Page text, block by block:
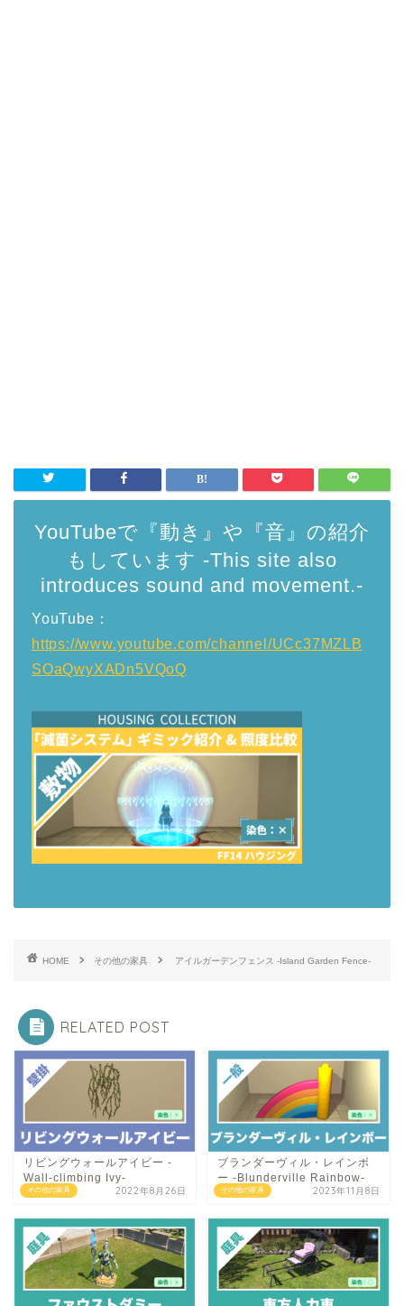
YouTubeで『動き』や『音』の紹介
もしています -This site also
introduces sound and movement.-
YouTube：
https://www.youtube.com/channel/UCc37MZLB
SOaQwyXADn5VQoQ
HOME その他の家具 アイルガーデンフェンス -Island Garden Fence-
RELATED POST
その他の家具
リビングウォールアイビー -
Wall-climbing Ivy-
2022年8月26日 その他の家具
ブランダーヴィル・レインボ
ー -Blunderville Rainbow-
2023年11月8日